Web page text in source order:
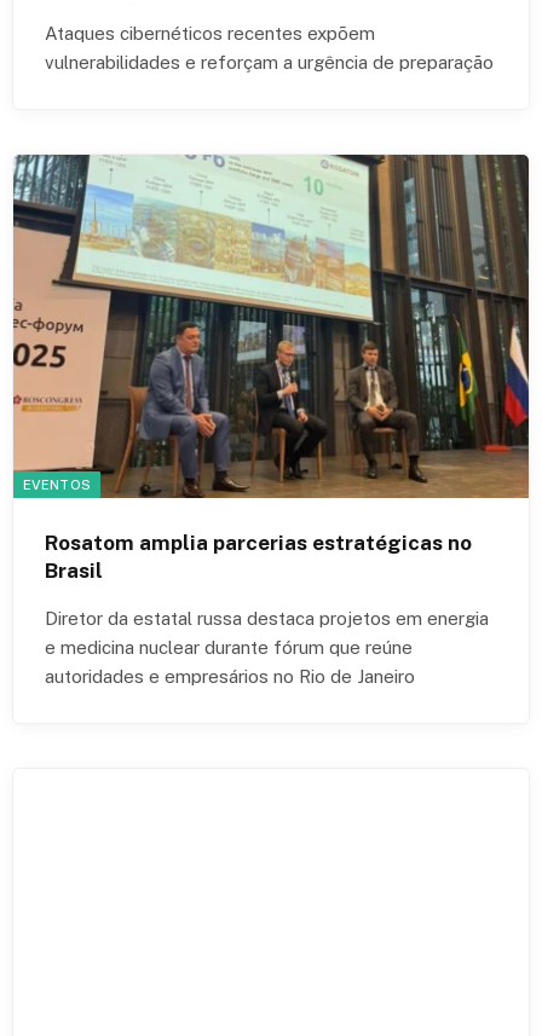
Ataques cibernéticos recentes expõem
vulnerabilidades e reforçam a urgência de preparação
EVENTOS
Rosatom amplia parcerias estratégicas no
Brasil
Diretor da estatal russa destaca projetos em energia
e medicina nuclear durante fórum que reúne
autoridades e empresários no Rio de Janeiro